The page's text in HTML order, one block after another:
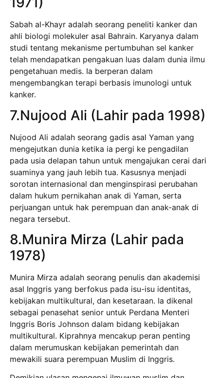
Sabah al-Khayr adalah seorang peneliti kanker dan
ahli biologi molekuler asal Bahrain. Karyanya dalam
studi tentang mekanisme pertumbuhan sel kanker
telah mendapatkan pengakuan luas dalam dunia ilmu
pengetahuan medis. Ia berperan dalam
mengembangkan terapi berbasis imunologi untuk
kanker.
7.Nujood Ali (Lahir pada 1998)
Nujood Ali adalah seorang gadis asal Yaman yang
mengejutkan dunia ketika ia pergi ke pengadilan
pada usia delapan tahun untuk mengajukan cerai dari
suaminya yang jauh lebih tua. Kasusnya menjadi
sorotan internasional dan menginspirasi perubahan
dalam hukum pernikahan anak di Yaman, serta
perjuangan untuk hak perempuan dan anak-anak di
negara tersebut.
8.Munira Mirza (Lahir pada
1978)
Munira Mirza adalah seorang penulis dan akademisi
asal Inggris yang berfokus pada isu-isu identitas,
kebijakan multikultural, dan kesetaraan. Ia dikenal
sebagai penasehat senior untuk Perdana Menteri
Inggris Boris Johnson dalam bidang kebijakan
multikultural. Kiprahnya mencakup peran penting
dalam merumuskan kebijakan pemerintah dan
mewakili suara perempuan Muslim di Inggris.